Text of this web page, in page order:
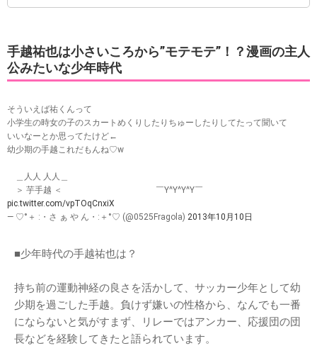
手越祐也は小さいころから”モテモテ”！？漫画の主人
公みたいな少年時代
そういえば祐くんって
小学生の時女の子のスカートめくりしたりちゅーしたりしてたって聞いて
いいなーとか思ってたけど←
幼少期の手越これだもんね♡w
＿人人 人人＿
＞ 芋手越 ＜ ￣Y^Y^Y^Y￣
pic.twitter.com/vpTOqCnxiX
— ♡°＋ :・さ ぁ や ん・:＋°♡ (@0525Fragola) 2013年10月10日
■少年時代の手越祐也は？
持ち前の運動神経の良さを活かして、サッカー少年として幼
少期を過ごした手越。負けず嫌いの性格から、なんでも一番
にならないと気がすまず、リレーではアンカー、応援団の団
長などを経験してきたと語られています。